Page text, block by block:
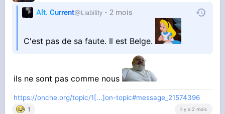
Alt. Current Liability 2 mois
C'est pas de sa faute. Il est Belge.
ils ne sont pas comme nous
https://onche.org/topic/1[...]on-topic#message_21574396
1 il y a 2 mois